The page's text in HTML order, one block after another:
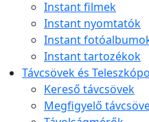
Instant filmek
Instant nyomtatók
Instant
Instant tartozékok
Távcsövek és
Kereső távcsövek
Megfigyelő